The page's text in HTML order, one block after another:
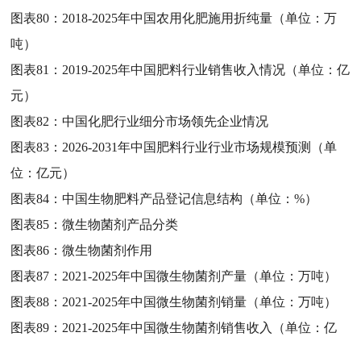
图表80： 2018-2025年中国农用化肥施用折纯量（单位：万
吨）
图表81： 2019-2025年中国肥料行业销售收入情况（单位：亿
元）
图表82：中国化肥行业细分市场领先企业情况
图表83： 2026-2031年中国肥料行业行业市场规模预测（单
位：亿元）
图表84：中国生物肥料产品登记信息结构（单位：%）
图表85：微生物菌剂产品分类
图表86：微生物菌剂作用
图表87： 2021-2025年中国微生物菌剂产量（单位：万吨）
图表88： 2021-2025年中国微生物菌剂销量（单位：万吨）
图表89： 2021-2025年中国微生物菌剂销售收入（单位：亿